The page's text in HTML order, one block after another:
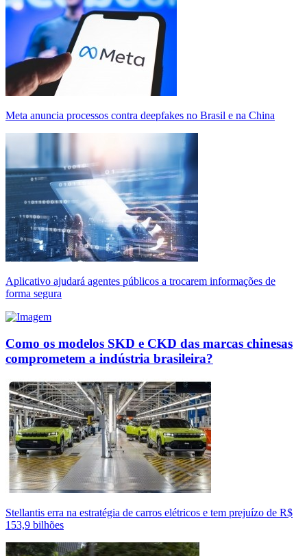
Meta anuncia processos contra deepfakes no Brasil e na China
Aplicativo ajudará agentes públicos a trocarem informações de
forma segura
Como os modelos SKD e CKD das marcas chinesas
comprometem a indústria brasileira?
Stellantis erra na estratégia de carros elétricos e tem prejuízo de R$
153,9 bilhões